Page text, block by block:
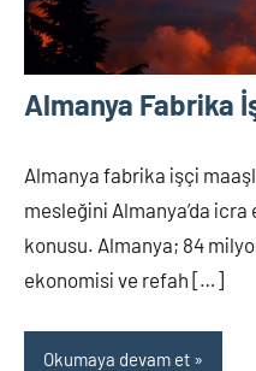
Almanya Fabrika
Almanya fabrika işçi
mesleğini Almanya’da
konusu. Almanya; 84
ekonomisi ve refah […]
Okumaya devam et